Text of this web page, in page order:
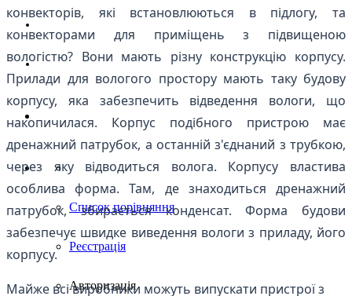
Новини
Контакти
Список порівняння
Реєстрація
Авторизація
конвекторів, які встановлюються в підлогу, та
конвекторами для приміщень з підвищеною
вологістю? Вони мають різну конструкцію корпусу.
Прилади для вологого простору мають таку будову
корпусу, яка забезпечить відведення вологи, що
накопичилася. Корпус подібного пристрою має
дренажний патрубок, а останній з'єднаний з трубкою,
через яку відводиться волога. Корпусу властива
особлива форма. Там, де знаходиться дренажний
патрубок, збирається конденсат. Форма будови
забезпечує швидке виведення вологи з приладу, його
корпусу.
Майже всі виробники можуть випускати пристрої з